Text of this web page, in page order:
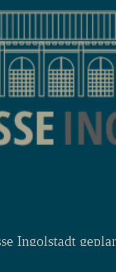
Ingolstadt